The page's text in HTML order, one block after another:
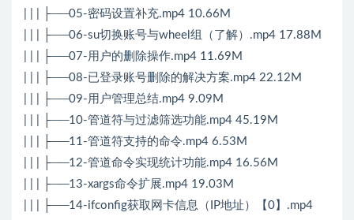
| | | ├──05-密码设置补充.mp4 10.66M
| | | ├──06-su切换账号与wheel组（了解）.mp4 17.88M
| | | ├──07-用户的删除操作.mp4 11.69M
| | | ├──08-已登录账号删除的解决方案.mp4 22.12M
| | | ├──09-用户管理总结.mp4 9.09M
| | | ├──10-管道符与过滤筛选功能.mp4 45.19M
| | | ├──11-管道符支持的命令.mp4 6.53M
| | | ├──12-管道命令实现统计功能.mp4 16.56M
| | | ├──13-xargs命令扩展.mp4 19.03M
| | | ├──14-ifconfig获取网卡信息（IP地址）【0】.mp4